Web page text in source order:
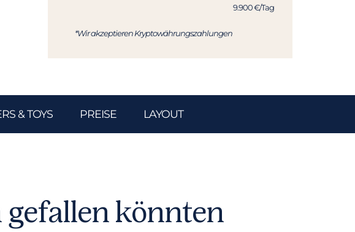
9.900 €/Tag
*Wir akzeptieren Kryptowährungszahlungen
& TOYS PREISE LAYOUT
gefallen könnten